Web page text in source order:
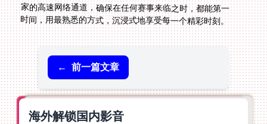
时间，用最熟悉的方式，沉浸式地享受每一个精彩时刻。
← 前一篇文章
海外解锁国内影音